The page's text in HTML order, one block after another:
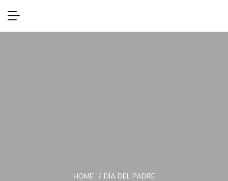
HOME DÍA DEL PADRE